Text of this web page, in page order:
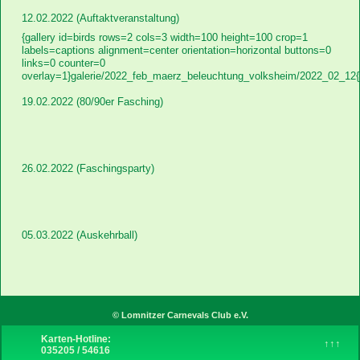
Instagram
über uns
12.02.2022 (Auftaktveranstaltung)
{gallery id=birds rows=2 cols=3 width=100 height=100 crop=1
labels=captions alignment=center orientation=horizontal buttons=0
links=0 counter=0
overlay=1}galerie/2022_feb_maerz_beleuchtung_volksheim/
19.02.2022 (80/90er Fasching)
26.02.2022 (Faschingsparty)
05.03.2022 (Auskehrball)
© Lomnitzer Carnevals Club e.V.
↑↑↑
Karten-Hotline:
035205 / 54616